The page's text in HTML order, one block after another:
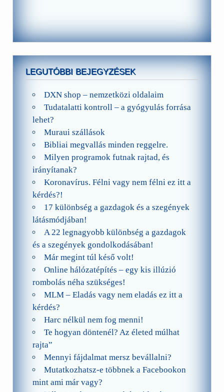
LEGUTÓBBI BEJEGYZÉSEK
DXN shop – nemzetközi oldalaim
Tudatalatti kontroll – a gyógyulás forrása
lehet?
Muraui szállások
Bibliai megvallás minden reggelre.
Milyen programok futnak rajtad, és
irányítanak?
Koronavírus. Félni vagy nem félni ez itt a
kérdés?!
17 különbség a gazdagok és a szegények
látásmódjában!
A 22 legnagyobb különbség a gazdagok
és a szegények gondolkodásában!
Már megint túl késő volt!
Online hálózatépítés – egy kis illúzió
rombolás néha szükséges!
MLM – Eladás vagy nem eladás ez itt a
kérdés?
Harc nélkül nem fog menni!
Te hogyan döntenél? Az életed múlhat
rajta”
Mennyi fájdalmat mersz bevállalni?
Mutatkozhatsz-e többnek a Facebookon
mint ami már vagy?